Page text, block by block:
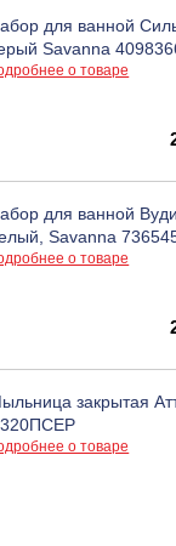
для ванной
Savanna
о товаре
для ванной
Savanna
о товаре
закрытая
о товаре